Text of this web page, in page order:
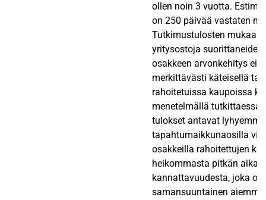
ollen noin 3 vuotta.
on 250 päivää vastaten
Tutkimustulosten
yritysostoja suorittaneiden
osakkeen arvonkehitys ei
merkittävästi käteisellä tai
rahoitetuissa kaupoissa
menetelmällä
tulokset antavat
tapahtumaikkunaosilla
osakkeilla rahoitettujen
heikommasta pitkän
kannattavuudesta, joka on
samansuuntainen